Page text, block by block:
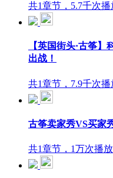
共1章节，5.7千次播
【英国街头·古筝
出战！
共1章节，7.9千次播
古筝卖家秀VS买家
共1章节，1万次播放